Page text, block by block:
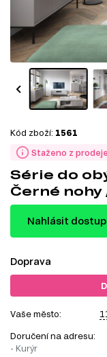
Staženo z prodeje
Kód zboží: 1561
Série do
Černé
Nahlásit
Doprava
Vaše město:
Doručení na adresu:
- Kurýr